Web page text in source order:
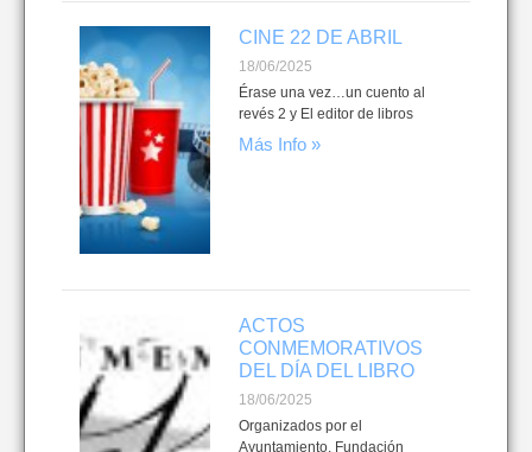
CINE 22 DE ABRIL
18/06/2025
Érase una vez…un cuento al
revés 2 y El editor de libros
Más Info »
ACTOS
CONMEMORATIVOS
DEL DÍA DEL LIBRO
18/06/2025
Organizados por el
Ayuntamiento, Fundación